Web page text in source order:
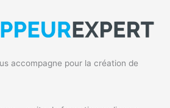
accompagne pour la création de